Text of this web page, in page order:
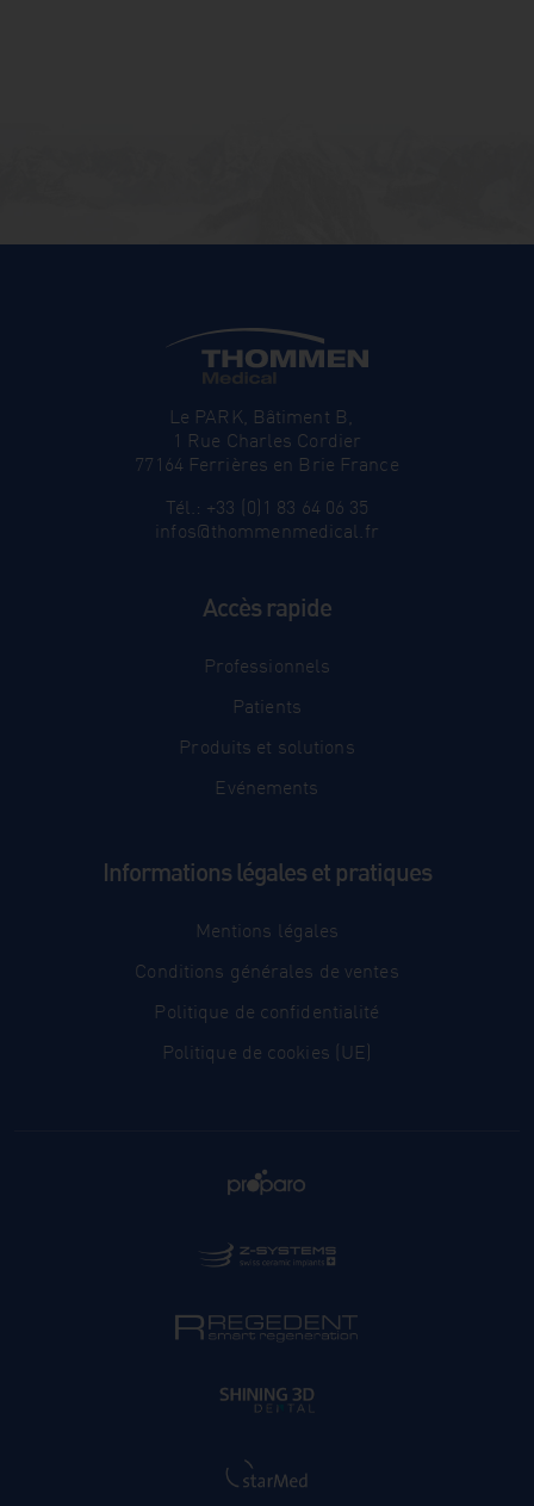
Le PARK, Bâtiment B,
1 Rue Charles Cordier
77164 Ferrières en Brie France
Tél.: +33 (0)1 83 64 06 35
infos@thommenmedical.fr
Accès rapide
Professionnels
Patients
Produits et solutions
Evénements
Informations légales et pratiques
Mentions légales
Conditions générales de ventes
Politique de confidentialité
Politique de cookies (UE)